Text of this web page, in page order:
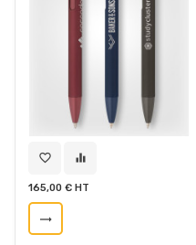
favorite_border equalizer
165,00 € HT
trending_flat